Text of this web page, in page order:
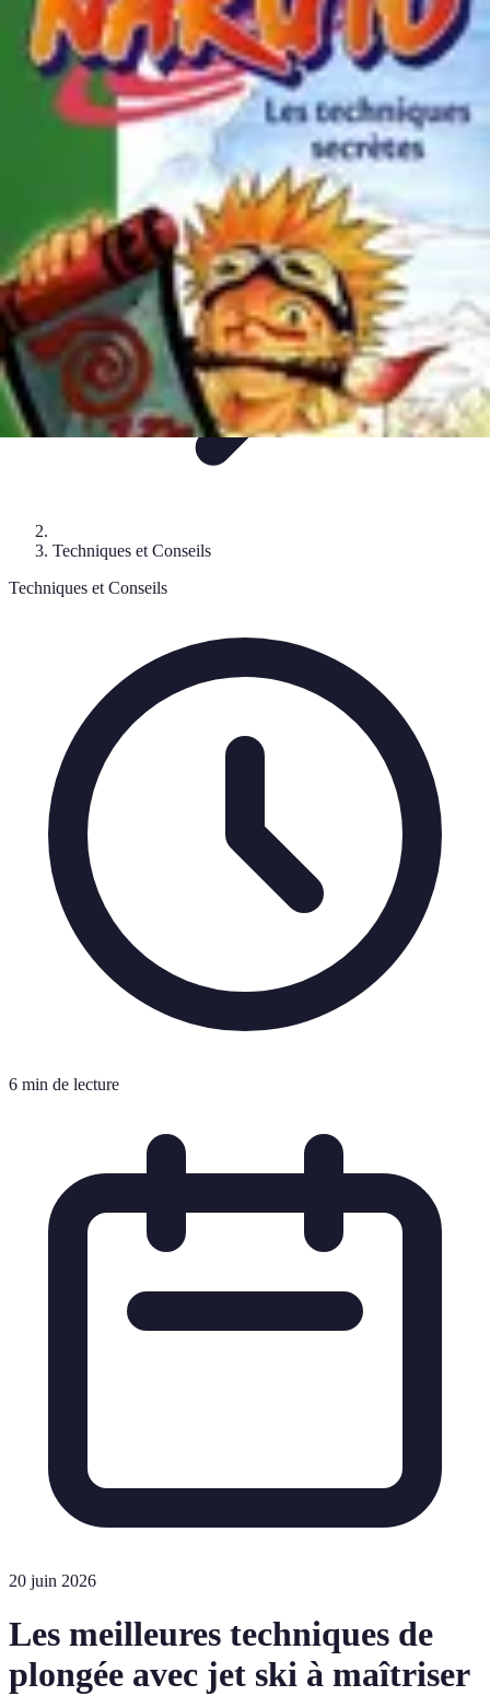
Plongée et Jet
PlongéeÉquipement TechniquesTechniques de PlongéeTutoriels
Plongée et Jet
Techniques et Conseils
Techniques et Conseils
6 min de lecture
20 juin 2026
Les meilleures techniques de
plongée avec jet ski à maîtriser